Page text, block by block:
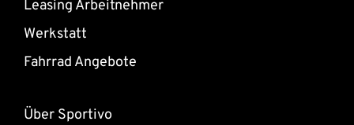
Leasing Arbeitnehmer
Werkstatt
Fahrrad Angebote
Über Sportivo